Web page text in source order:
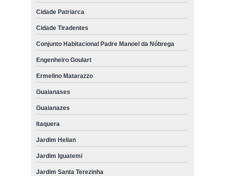
Cidade Patriarca
Cidade Tiradentes
Conjunto Habitacional Padre Manoel da Nóbrega
Engenheiro Goulart
Ermelino Matarazzo
Guaianases
Guaianazes
Itaquera
Jardim Helian
Jardim Iguatemi
Jardim Santa Terezinha